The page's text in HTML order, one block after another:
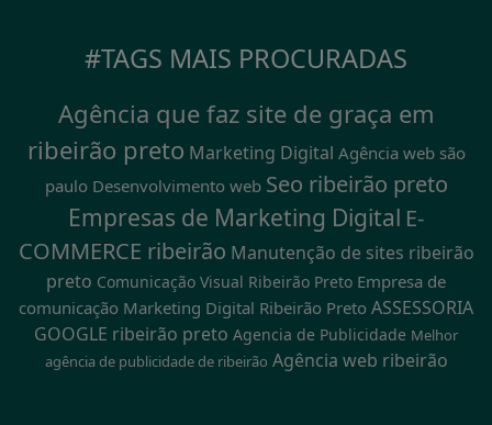
#TAGS MAIS PROCURADAS
Agência que faz site de graça em
ribeirão preto Marketing Digital Agência web são
paulo Desenvolvimento web Seo ribeirão preto
Empresas de Marketing Digital E-
COMMERCE ribeirão Manutenção de sites ribeirão
preto Comunicação Visual Ribeirão Preto Empresa de
comunicação Marketing Digital Ribeirão Preto ASSESSORIA
GOOGLE ribeirão preto Agencia de Publicidade Melhor
agência de publicidade de ribeirão Agência web ribeirão